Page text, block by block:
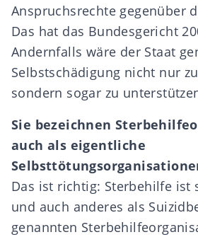
Anspruchsrechte gegenüber
Das hat das Bundesgericht
Andernfalls wäre der Staat
Selbstschädigung nicht nur
sondern sogar zu
Sie bezeichnen
auch als eigentliche
Selbsttö
Das ist richtig: Sterbehilfe ist
und auch anderes als
genannten